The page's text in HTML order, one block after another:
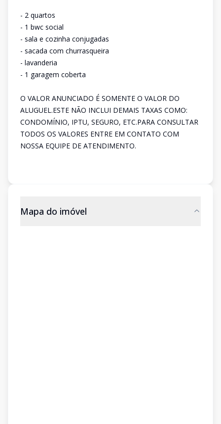
- 2 quartos
- 1 bwc social
- sala e cozinha conjugadas
- sacada com churrasqueira
- lavanderia
- 1 garagem coberta
O VALOR ANUNCIADO É SOMENTE O VALOR DO
ALUGUEL.ESTE NÃO INCLUI DEMAIS TAXAS COMO:
CONDOMÍNIO, IPTU, SEGURO, ETC.PARA CONSULTAR
TODOS OS VALORES ENTRE EM CONTATO COM
NOSSA EQUIPE DE ATENDIMENTO.
Mapa do imóvel